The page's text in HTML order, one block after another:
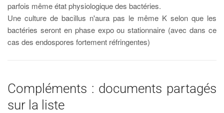
parfois même état physiologique des bactéries.
Une culture de bacillus n'aura pas le même K selon que les
bactéries seront en phase expo ou stationnaire (avec dans ce
cas des endospores fortement réfringentes)
Compléments : documents partagés
sur la liste